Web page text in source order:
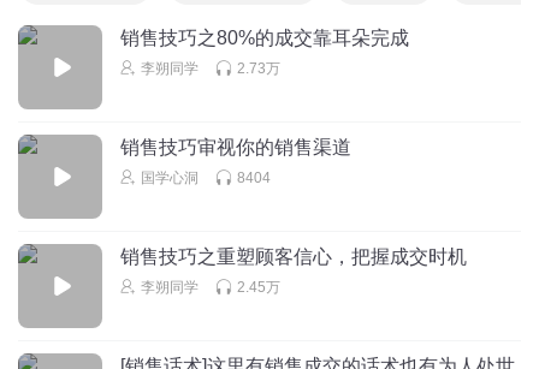
销售技巧之80%的成交靠耳朵完成
李朔同学 2.73万
销售技巧审视你的销售渠道
国学心洞 8404
销售技巧之重塑顾客信心，把握成交时机
李朔同学 2.45万